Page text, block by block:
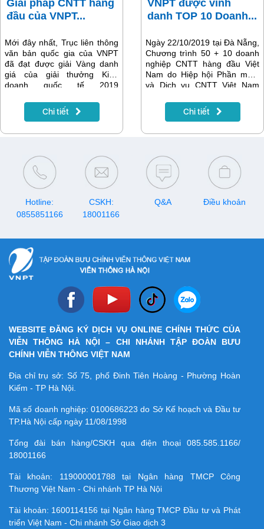
Giải pháp CNTT hàng
đầu của VNPT...
Mới đây nhất, Trục liên thông
văn bản quốc gia của VNPT
đã đạt được giải Vàng danh
giá của giải thưởng Kinh
doanh quốc tế 2019
Awards 2019 - IBA) vốn luôn
là niềm tự hào đối với nhiều
Chi tiết
VNPT được vinh
danh TOP 10 Doanh...
Ngày 22/10/2019 tại Đà Nẵng,
Chương trình 50 + 10 doanh
nghiệp CNTT hàng đầu Việt
Nam do Hiệp hội Phần mềm
và Dịch vụ CNTT Việt Nam
lựa chọn các doanh nghiệp uy
tín, có năng lực tiêu biểu của
Chi tiết
Hotline:
0855851166
CSKH:
18001166
Q&A Điều khoản
WEBSITE ĐĂNG KÝ DỊCH VỤ ONLINE CHÍNH THỨC CỦA
VIỄN THÔNG HÀ NỘI – CHI NHÁNH TẬP ĐOÀN BƯU
CHÍNH VIỄN THÔNG VIỆT NAM
Địa chỉ trụ sở: Số 75, phố Đinh Tiên Hoàng - Phường Hoàn
Kiếm - TP Hà Nội.
Mã số doanh nghiệp:0100686223 do Sở Kế hoạch và Đầu tư
TP.Hà Nội cấp ngày 11/08/1998
Tổng đài bán hàng/CSKH qua điện thoại 085.585.1166/
18001166
Tài khoản: 119000001788 tại Ngân hàng TMCP Công
Thương Việt Nam - Chi nhánh TP Hà Nội
Tài khoản: 1600114156 tại Ngân hàng TMCP Ðầu tư và Phát
triển Việt Nam - Chi nhánh Sở Giao dịch 3